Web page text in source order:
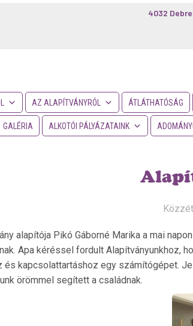
4032
AZ ALAPÍTVÁNYRÓL ÁTLÁTHATÓSÁG
GALÉRIA ALKOTÓI PÁLYÁZATAINK
alapítója Pikó Gáborné Marika a mai
Apa kéréssel fordult Alapítványunkhoz,
és kapcsolattartáshoz egy számítógépet.
örömmel segített a családnak.